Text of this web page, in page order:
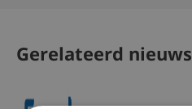
Gerelateerd nieuws